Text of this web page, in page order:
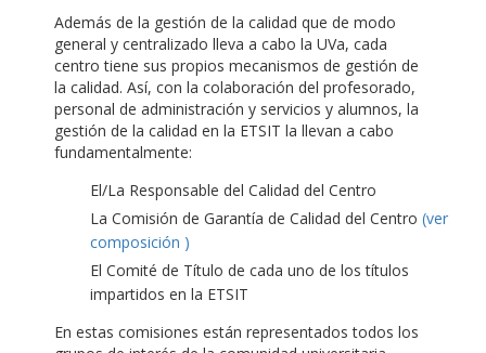
Además de la gestión de la calidad que de modo
general y centralizado lleva a cabo la UVa, cada
centro tiene sus propios mecanismos de gestión de
la calidad. Así, con la colaboración del profesorado,
personal de administración y servicios y alumnos, la
gestión de la calidad en la ETSIT la llevan a cabo
fundamentalmente:
El/La Responsable del Calidad del Centro
La Comisión de Garantía de Calidad del Centro (ver
composición )
El Comité de Título de cada uno de los títulos
impartidos en la ETSIT
En estas comisiones están representados todos los